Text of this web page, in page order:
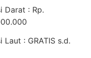
Darat : Rp.
: GRATIS s.d.